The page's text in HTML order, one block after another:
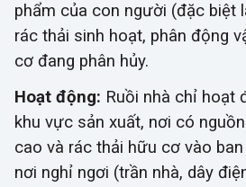
phẩm của con người (đặc biệt
rác thải sinh hoạt, phân động
cơ đang phân hủy.
Hoạt động: Ruồi nhà chỉ hoạt
khu vực sản xuất, nơi có
cao và rác thải hữu cơ vào
nơi nghỉ ngơi (trần nhà, dây